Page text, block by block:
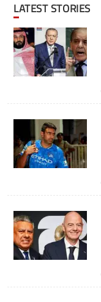
LATEST STORIES